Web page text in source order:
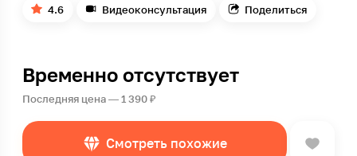
4.6 Видеоконсультация Поделиться
Временно отсутствует
Последняя цена — 1 390 ₽
Смотреть похожие